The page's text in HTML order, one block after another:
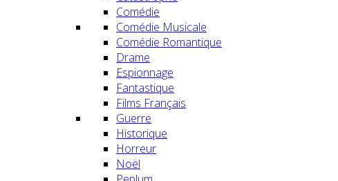
Comédie
Comédie Musicale
Comédie Romantique
Drame
Espionnage
Fantastique
Films Français
Guerre
Historique
Horreur
Noël